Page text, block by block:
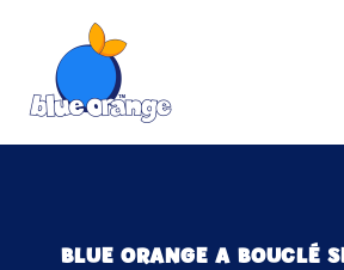
BLUE ORANGE A BOUCLÉ